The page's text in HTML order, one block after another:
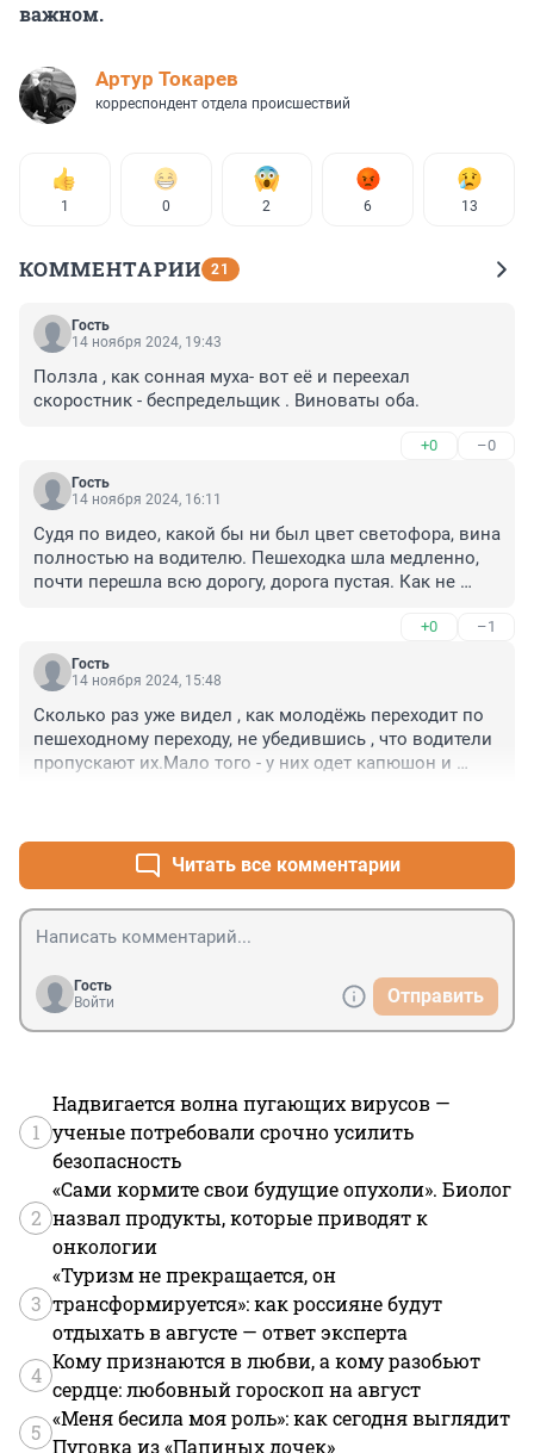
важном.
Артур Токарев
корреспондент отдела происшествий
1 0 2 6 13
КОММЕНТАРИИ 21
Гость
14 ноября 2024, 19:43
Ползла , как сонная муха- вот её и переехал
скоростник - беспредельщик . Виноваты оба.
+0 –0
Гость
14 ноября 2024, 16:11
Судя по видео, какой бы ни был цвет светофора, вина
полностью на водителю. Пешеходка шла медленно,
почти перешла всю дорогу, дорога пустая. Как не
+0 –1
Гость
14 ноября 2024, 15:48
Сколько раз уже видел , как молодёжь переходит по
пешеходному переходу, не убедившись , что водители
пропускают их.Мало того - у них одет капюшон и
Читать все комментарии
Гость
Войти
Отправить
1
Надвигается волна пугающих вирусов —
ученые потребовали срочно усилить
безопасность
2
«Сами кормите свои будущие опухоли». Биолог
назвал продукты, которые приводят к
онкологии
3
«Туризм не прекращается, он
трансформируется»: как россияне будут
отдыхать в августе — ответ эксперта
4
Кому признаются в любви, а кому разобьют
сердце: любовный гороскоп на август
5
«Меня бесила моя роль»: как сегодня выглядит
Пуговка из «Папиных дочек»